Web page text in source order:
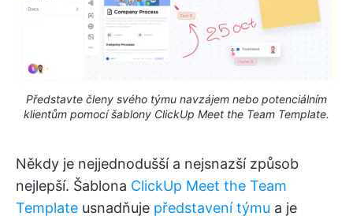
Představte členy svého týmu navzájem nebo potenciálním
klientům pomocí šablony ClickUp Meet the Team Template.
Někdy je nejjednodušší a nejsnazší způsob
nejlepší. Šablona ClickUp Meet the Team
Template usnadňuje představení týmu a je